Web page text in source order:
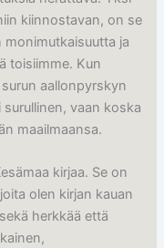
kiinnostavan, on se
ja
toisiimme. Kun
aallonpyrskyn
vaan koska
maailmaansa.
kirjaa. Se on
olen kirjan kauan
herkkää että